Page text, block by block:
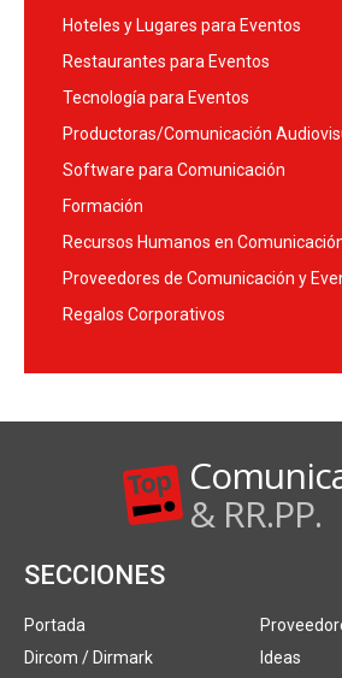
Hoteles y Lugares para Eventos
Restaurantes para Eventos
Tecnología para Eventos
Productoras/Comunicación
Software para Comunicación
Formación
Recursos Humanos en
Proveedores de Comunicación y
Regalos Corporativos
& RR.PP.
SECCIONES
Portada
Dircom / Dirmark
Ideas